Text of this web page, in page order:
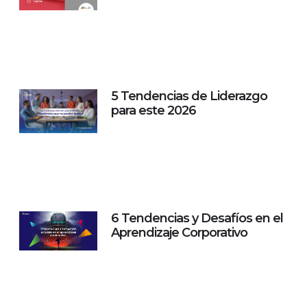
5 Tendencias de Liderazgo
para este 2026
6 Tendencias y Desafíos en el
Aprendizaje Corporativo